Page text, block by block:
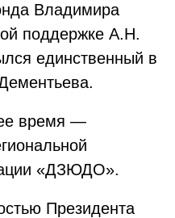
Владимира
поддержке А.Н.
единственный в
время —
«ДЗЮДО».
Президента